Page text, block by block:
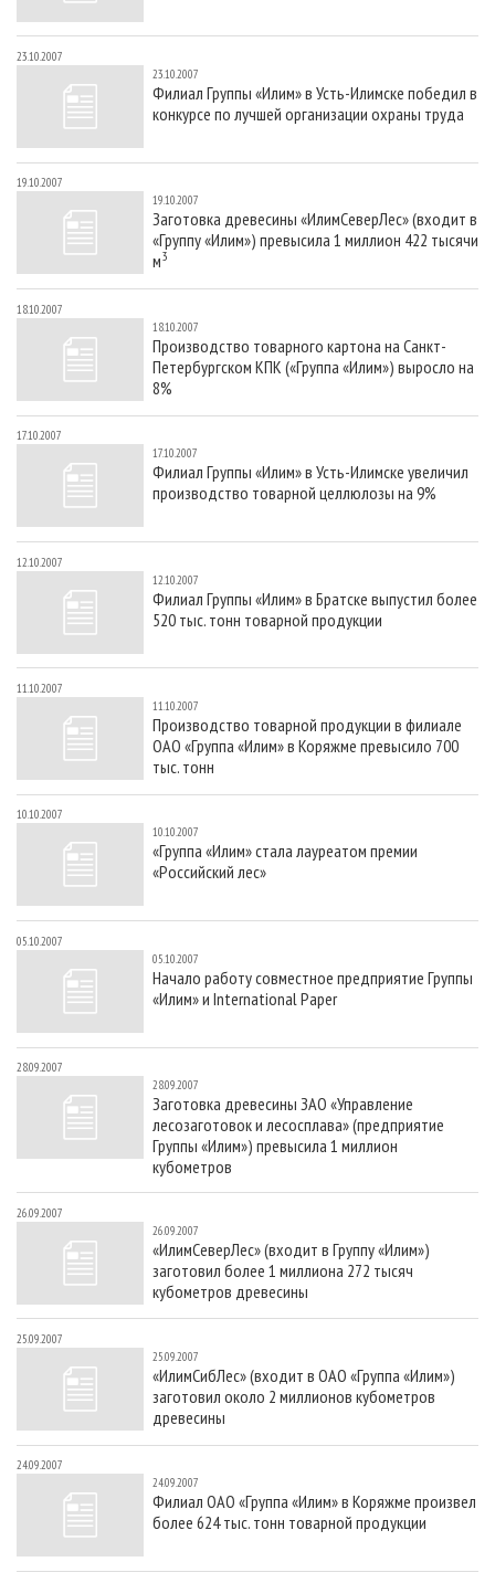
23.10.2007
23.10.2007
Филиал Группы «Илим» в Усть-Илимске победил в
конкурсе по лучшей организации охраны труда
19.10.2007
19.10.2007
Заготовка древесины «ИлимСеверЛес» (входит в
«Группу «Илим») превысила 1 миллион 422 тысячи
м3
18.10.2007
18.10.2007
Производство товарного картона на Санкт-
Петербургском КПК («Группа «Илим») выросло на
8%
17.10.2007
17.10.2007
Филиал Группы «Илим» в Усть-Илимске увеличил
производство товарной целлюлозы на 9%
12.10.2007
12.10.2007
Филиал Группы «Илим» в Братске выпустил более
520 тыс. тонн товарной продукции
11.10.2007
11.10.2007
Производство товарной продукции в филиале
ОАО «Группа «Илим» в Коряжме превысило 700
тыс. тонн
10.10.2007
10.10.2007
«Группа «Илим» стала лауреатом премии
«Российский лес»
05.10.2007
05.10.2007
Начало работу совместное предприятие Группы
«Илим» и International Paper
28.09.2007
28.09.2007
Заготовка древесины ЗАО «Управление
лесозаготовок и лесосплава» (предприятие
Группы «Илим») превысила 1 миллион
кубометров
26.09.2007
26.09.2007
«ИлимСеверЛес» (входит в Группу «Илим»)
заготовил более 1 миллиона 272 тысяч
кубометров древесины
25.09.2007
25.09.2007
«ИлимСибЛес» (входит в ОАО «Группа «Илим»)
заготовил около 2 миллионов кубометров
древесины
24.09.2007
24.09.2007
Филиал ОАО «Группа «Илим» в Коряжме произвел
более 624 тыс. тонн товарной продукции